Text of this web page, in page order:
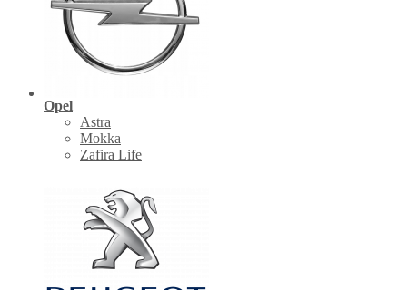
Opel
Astra
Mokka
Zafira Life